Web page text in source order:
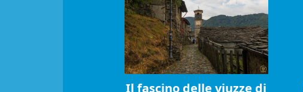
Il fascino delle viuzze di